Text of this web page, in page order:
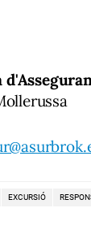
EXCURSIÓ